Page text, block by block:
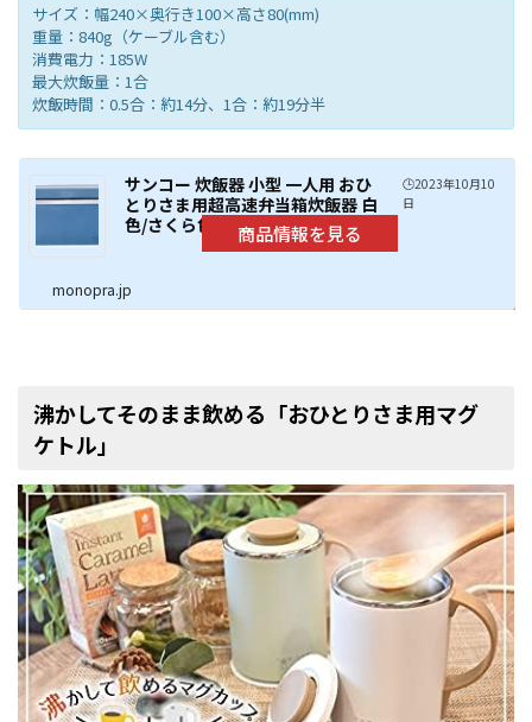
サイズ：幅240×奥行き100×高さ80(mm)
重量：840g（ケーブル含む）
消費電力：185W
最大炊飯量：1合
炊飯時間：0.5合：約14分、1合：約19分半
サンコー 炊飯器 小型 一人用 おひ
とりさま用超高速弁当箱炊飯器 白
色/さくら色/藍色 (藍色)
🕒️2023年10月10
日
monopra.jp
沸かしてそのまま飲める「おひとりさま用マグ
ケトル」